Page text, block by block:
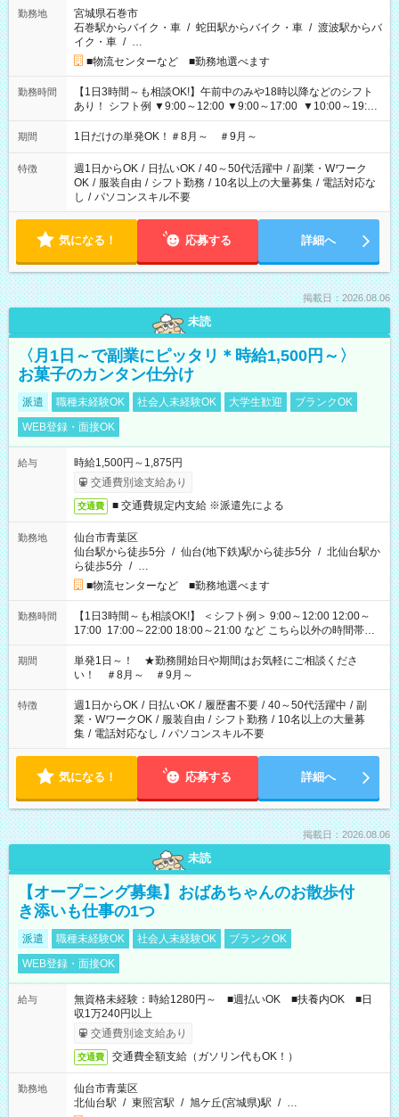
勤務地
宮城県石巻市
石巻駅からバイク・車 / 蛇田駅からバイク・車 / 渡波駅からバ
イク・車 / …
■物流センターなど ■勤務地選べます
勤務時間
【1日3時間～も相談OK!】午前中のみや18時以降などのシフト
あり！ シフト例 ▼9:00～12:00 ▼9:00～17:00 ▼10:00～19:00
▼18:00～21:00
期間 1日だけの単発OK！＃8月～ ＃9月～
特徴 週1日からOK / 日払いOK / 40～50代活躍中 / 副業・Wワーク
OK / 服装自由 / シフト勤務 / 10名以上の大量募集 / 電話対応な
し / パソコンスキル不要
気になる！ 応募する 詳細へ
掲載日：2026.08.06
未読
〈月1日～で副業にピッタリ＊時給1,500円～〉
お菓子のカンタン仕分け
派遣 職種未経験OK 社会人未経験OK 大学生歓迎
ブランクOK
WEB登録・面接OK
給与
時給1,500円～1,875円
交通費別途支給あり
交通費 ■ 交通費規定内支給 ※派遣先による
勤務地
仙台市青葉区
仙台駅から徒歩5分 / 仙台(地下鉄)駅から徒歩5分 / 北仙台駅か
ら徒歩5分 / …
■物流センターなど ■勤務地選べます
勤務時間
【1日3時間～も相談OK!】 ＜シフト例＞ 9:00～12:00 12:00～
17:00 17:00～22:00 18:00～21:00 など こちら以外の時間帯も
お気軽にご相談ください！
期間
単発1日～！ ★勤務開始日や期間はお気軽にご相談くださ
い！ ＃8月～ ＃9月～
特徴 週1日からOK / 日払いOK / 履歴書不要 / 40～50代活躍中 / 副
業・WワークOK / 服装自由 / シフト勤務 / 10名以上の大量募
集 / 電話対応なし / パソコンスキル不要
気になる！ 応募する 詳細へ
掲載日：2026.08.06
未読
【オープニング募集】おばあちゃんのお散歩付
き添いも仕事の1つ
派遣 職種未経験OK 社会人未経験OK
ブランクOK
WEB登録・面接OK
給与
無資格未経験：時給1280円～ ■週払いOK ■扶養内OK ■日
収1万240円以上
交通費別途支給あり
交通費 交通費全額支給（ガソリン代もOK！）
勤務地
仙台市青葉区
北仙台駅 / 東照宮駅 / 旭ケ丘(宮城県)駅 / …